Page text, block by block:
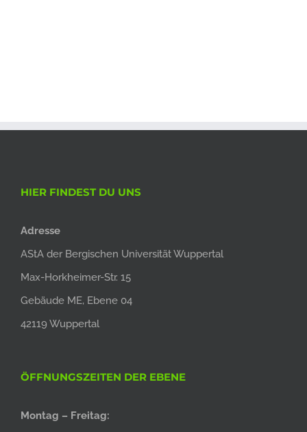
HIER FINDEST DU UNS
Adresse
AStA der Bergischen Universität Wuppertal
Max-Horkheimer-Str. 15
Gebäude ME, Ebene 04
42119 Wuppertal
ÖFFNUNGSZEITEN DER EBENE
Montag – Freitag: